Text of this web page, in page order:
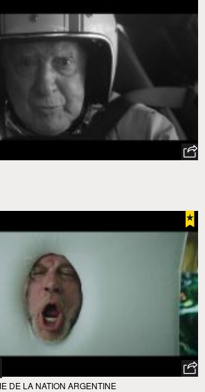
DE LA NATION ARGENTINE